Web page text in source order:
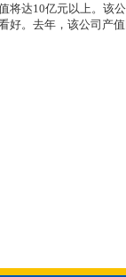
达10亿元以上。该
。去年，该公司产